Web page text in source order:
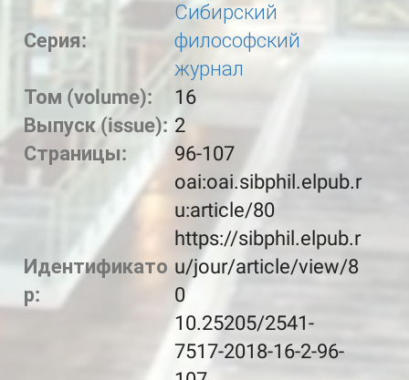
Серия:
Сибирский
философский
журнал
Том (volume):
16
Выпуск (issue): 2
Страницы:
96-107
Идентификато
р:
oai:oai.sibphil.elpub.r
u:article/80
https://sibphil.elpub.r
u/jour/article/view/8
0
10.25205/2541-
7517-2018-16-2-96-